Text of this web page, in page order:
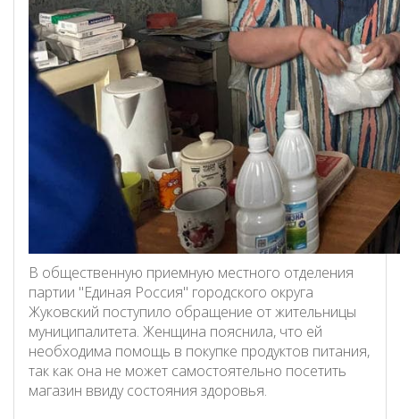
В общественную приемную местного отделения
партии "Единая Россия" городского округа
Жуковский поступило обращение от жительницы
муниципалитета. Женщина пояснила, что ей
необходима помощь в покупке продуктов питания,
так как она не может самостоятельно посетить
магазин ввиду состояния здоровья.